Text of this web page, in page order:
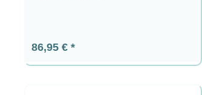
Prezzo normale:
86,95 €